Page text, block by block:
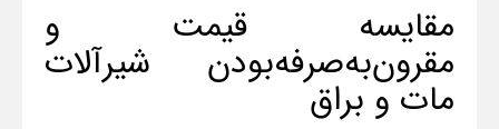
مقایسه قیمت و
مقرون‌به‌صرفه‌بودن شیرآلات
مات و براق